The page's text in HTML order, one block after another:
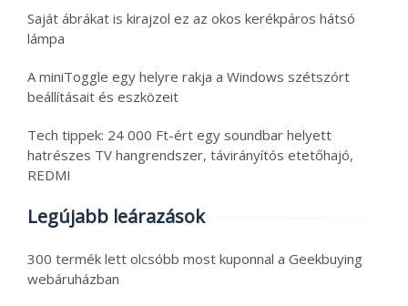
Saját ábrákat is kirajzol ez az okos kerékpáros hátsó
lámpa
A miniToggle egy helyre rakja a Windows szétszórt
beállításait és eszközeit
Tech tippek: 24 000 Ft-ért egy soundbar helyett
hatrészes TV hangrendszer, távirányítós etetőhajó,
REDMI
Legújabb leárazások
300 termék lett olcsóbb most kuponnal a Geekbuying
webáruházban